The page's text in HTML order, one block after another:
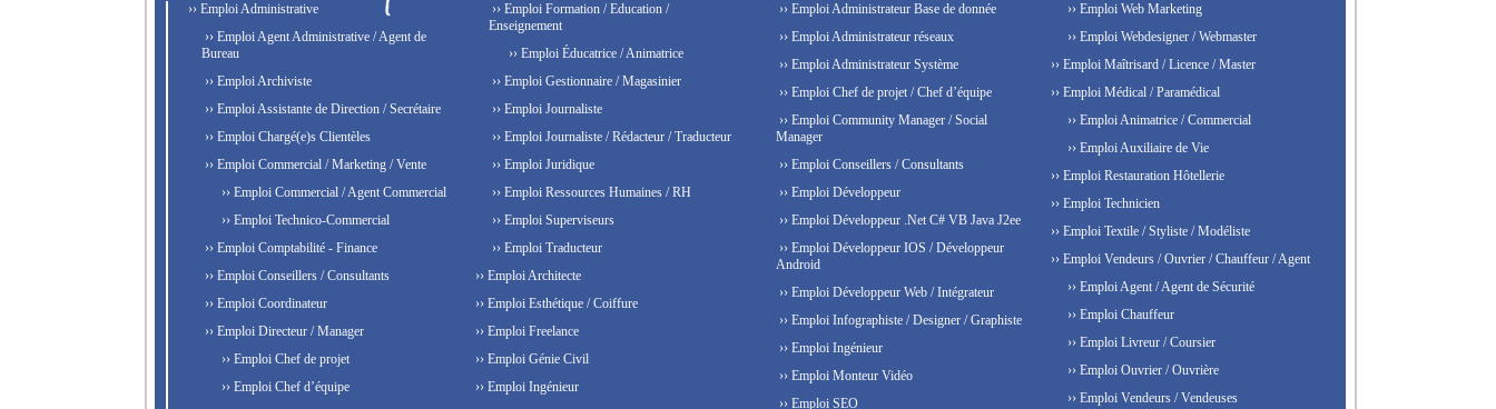
›› Emploi Administrative
›› Emploi Agent Administrative / Agent de
Bureau
›› Emploi Archiviste
›› Emploi Assistante de Direction / Secrétaire
›› Emploi Chargé(e)s Clientèles
›› Emploi Commercial / Marketing / Vente
›› Emploi Commercial / Agent Commercial
›› Emploi Technico-Commercial
›› Emploi Comptabilité - Finance
›› Emploi Conseillers / Consultants
›› Emploi Coordinateur
›› Emploi Directeur / Manager
›› Emploi Chef de projet
›› Emploi Chef d’équipe
›› Emploi Formation / Education /
Enseignement
›› Emploi Éducatrice / Animatrice
›› Emploi Gestionnaire / Magasinier
›› Emploi Journaliste
›› Emploi Journaliste / Rédacteur / Traducteur
›› Emploi Juridique
›› Emploi Ressources Humaines / RH
›› Emploi Superviseurs
›› Emploi Traducteur
›› Emploi Architecte
›› Emploi Esthétique / Coiffure
›› Emploi Freelance
›› Emploi Génie Civil
›› Emploi Ingénieur
›› Emploi Administrateur Base de donnée
›› Emploi Administrateur réseaux
›› Emploi Administrateur Système
›› Emploi Chef de projet / Chef d’équipe
›› Emploi Community Manager / Social
Manager
›› Emploi Conseillers / Consultants
›› Emploi Développeur
›› Emploi Développeur .Net C# VB Java J2ee
›› Emploi Développeur IOS / Développeur
Android
›› Emploi Développeur Web / Intégrateur
›› Emploi Infographiste / Designer / Graphiste
›› Emploi Ingénieur
›› Emploi Monteur Vidéo
›› Emploi SEO
›› Emploi Web Marketing
›› Emploi Webdesigner / Webmaster
›› Emploi Maîtrisard / Licence / Master
›› Emploi Médical / Paramédical
›› Emploi Animatrice / Commercial
›› Emploi Auxiliaire de Vie
›› Emploi Restauration Hôtellerie
›› Emploi Technicien
›› Emploi Textile / Styliste / Modéliste
›› Emploi Vendeurs / Ouvrier / Chauffeur / Agent
›› Emploi Agent / Agent de Sécurité
›› Emploi Chauffeur
›› Emploi Livreur / Coursier
›› Emploi Ouvrier / Ouvrière
›› Emploi Vendeurs / Vendeuses